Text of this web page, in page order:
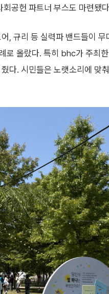
공헌 파트너 부스도 마련됐
, 규리 등 실력파 밴드들이
로 올랐다. 특히 bhc가 주최
다. 시민들은 노랫소리에 맞